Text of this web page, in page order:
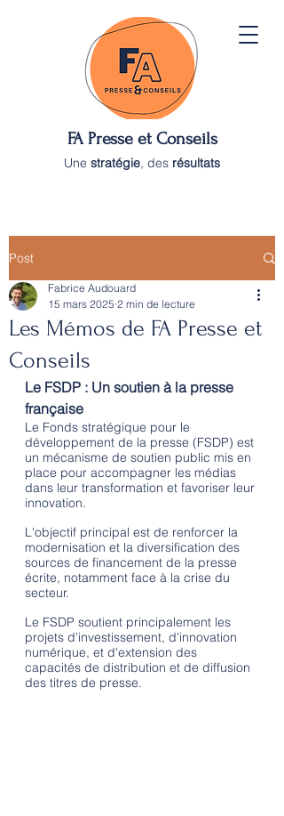
FA Presse et Conseils
Une stratégie, des résultats
Post
Les Mémos de FA Presse et
Conseils
Fabrice Audouard
15 mars 2025 2 min de lecture
Le FSDP : Un soutien à la presse
française
Le Fonds stratégique pour le
développement de la presse (FSDP) est
un mécanisme de soutien public mis en
place pour accompagner les médias
dans leur transformation et favoriser leur
innovation.
L'objectif principal est de renforcer la
modernisation et la diversification des
sources de financement de la presse
écrite, notamment face à la crise du
secteur.
Le FSDP soutient principalement les
projets d'investissement, d'innovation
numérique, et d'extension des
capacités de distribution et de diffusion
des titres de presse.